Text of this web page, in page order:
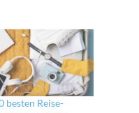
besten Reise-